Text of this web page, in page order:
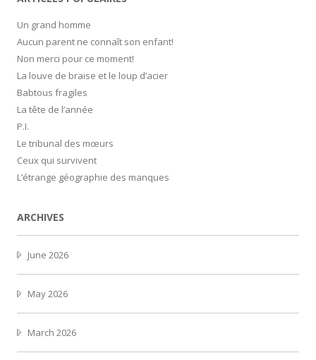
Un grand homme
Aucun parent ne connaît son enfant!
Non merci pour ce moment!
La louve de braise et le loup d’acier
Babtous fragiles
La tête de l’année
P.I.
Le tribunal des mœurs
Ceux qui survivent
L’étrange géographie des manques
ARCHIVES
June 2026
May 2026
March 2026